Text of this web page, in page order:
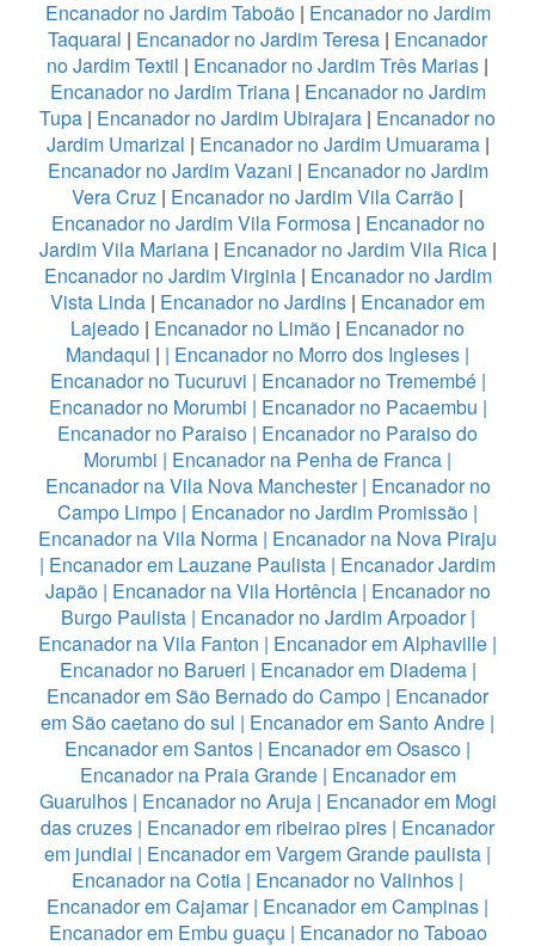
Encanador no Jardim Taboão| Encanador no Jardim
Taquaral | Encanador no Jardim Teresa | Encanador
no Jardim Textil | Encanador no Jardim Três Marias |
Encanador no Jardim Triana| Encanador no Jardim
Tupa | Encanador no Jardim Ubirajara | Encanador no
Jardim Umarizal | Encanador no Jardim Umuarama|
Encanador no Jardim Vazani | Encanador no Jardim
Vera Cruz | Encanador no Jardim Vila Carrão |
Encanador no Jardim Vila Formosa| Encanador no
Jardim Vila Mariana| Encanador no Jardim Vila Rica|
Encanador no Jardim Virginia| Encanador no Jardim
Vista Linda | Encanador no Jardins | Encanador em
Lajeado | Encanador no Limão | Encanador no
Mandaqui | | Encanador no Morro dos Ingleses |
Encanador no Tucuruvi | Encanador no Tremembé|
Encanador no Morumbi | Encanador no Pacaembu |
Encanador no Paraiso | Encanador no Paraiso do
Morumbi | Encanador na Penha de Franca |
Encanador na Vila Nova Manchester| Encanador no
Campo Limpo | Encanador no Jardim Promissão |
Encanador na Vila Norma | Encanador na Nova Piraju
| Encanador em Lauzane Paulista | Encanador Jardim
Japão| Encanador na Vila Hortência| Encanador no
Burgo Paulista| Encanador no Jardim Arpoador|
Encanador na Vila Fanton | Encanador em Alphaville |
Encanador no Barueri | Encanador em Diadema|
Encanador em São Bernado do Campo | Encanador
em São caetano do sul | Encanador em Santo Andre |
Encanador em Santos | Encanador em Osasco |
Encanador na Praia Grande| Encanador em
Guarulhos| Encanador no Aruja| Encanador em Mogi
das cruzes | Encanador em ribeirao pires | Encanador
em jundiai | Encanador em Vargem Grande paulista |
Encanador na Cotia | Encanador no Valinhos |
Encanador em Cajamar| Encanador em Campinas |
Encanador em Embu guaçu | Encanador no Taboao